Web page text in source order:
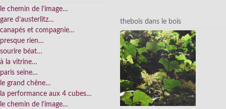
le chemin de l’image…
gare d’austerlitz…
canapés et compagnie…
presque rien…
sourire béat…
à la vitrine…
paris seine…
le grand chêne…
la performance aux 4 cubes…
le chemin de l’image…
thebois dans le bois